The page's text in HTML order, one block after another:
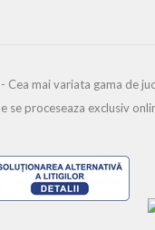
Cea mai variata gama de
se proceseaza exclusiv